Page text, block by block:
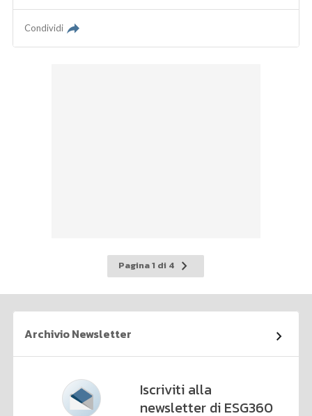
Condividi
Pagina 1 di 4 Pagina
successiva
Archivio Newsletter
Iscriviti alla
newsletter di ESG360